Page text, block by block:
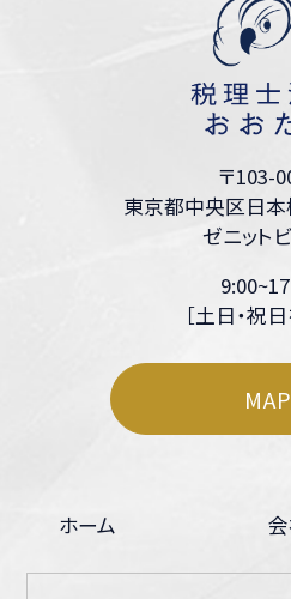
〒103-
東京都中央区日
ゼニット
［土日・祝日
MAP
ホーム